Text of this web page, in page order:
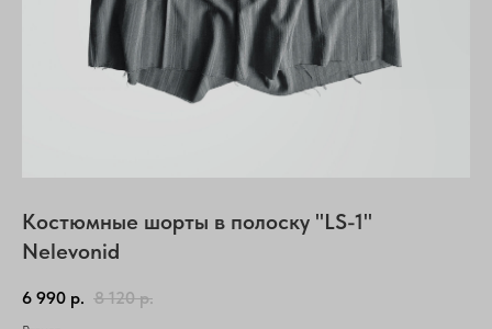
Костюмные шорты в полоску "LS-1"
Nelevonid
6 990 р. 8 120 р.